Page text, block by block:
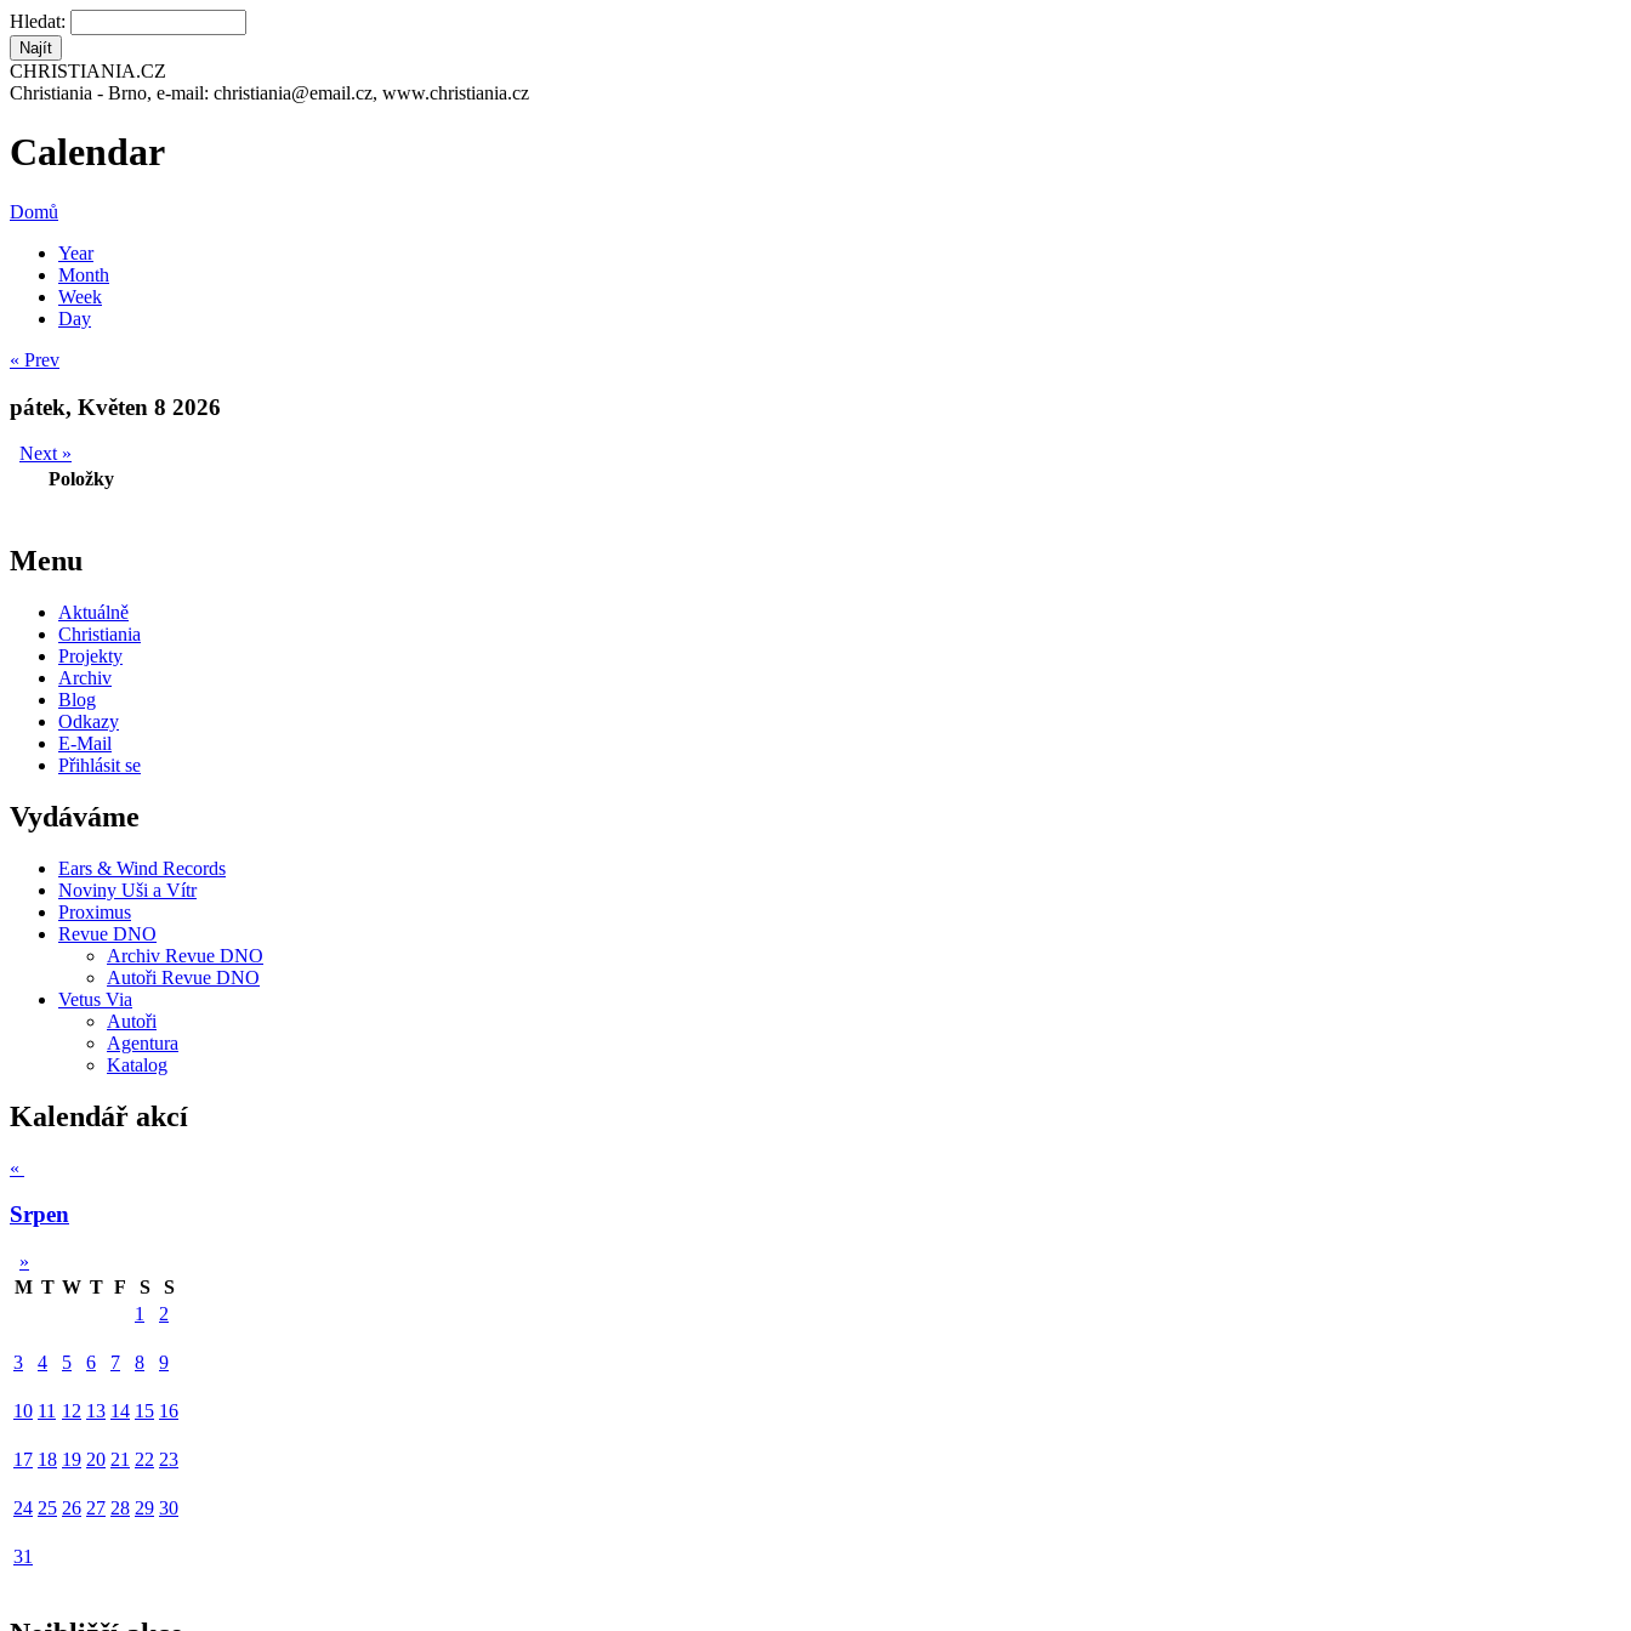
Hledat:
CHRISTIANIA.CZ
Christiania - Brno, e-mail: christiania@email.cz, www.christiania.cz
Calendar
Domů
Year
Month
Week
Day
« Prev
pátek, Květen 8 2026
Next »
Položky
Menu
Aktuálně
Christiania
Projekty
Archiv
Blog
Odkazy
E-Mail
Přihlásit se
Vydáváme
Ears & Wind Records
Noviny Uši a Vítr
Proximus
Revue DNO
Archiv Revue DNO
Autoři Revue DNO
Vetus Via
Autoři
Agentura
Katalog
Kalendář akcí
«
Srpen
»
M T W T F S
S
1
2
3 4 5 6 7 8 9
10 11 12 13 14 15 16
17 18 19 20 21 22 23
24 25 26 27 28 29 30
31